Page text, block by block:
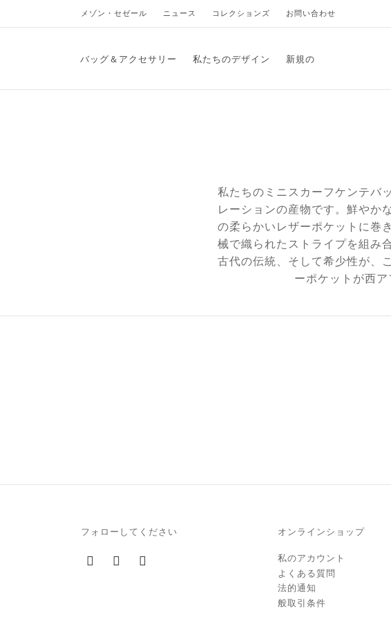
メゾン・セゼール ニュース コレクションズ お問い合わせ
バッグ＆アクセサリー 私たちのデザイン 新規の
私たちのミニスカーフケンテバ
レーションの産物です。鮮やか
の柔らかいレザーポケットに巻
械で織られたストライプを組み
古代の伝統、そして希少性が、
ーポケットが西
フォローしてください オンラインショップ
私のアカウント
よくある質問
法的通知
般取引条件